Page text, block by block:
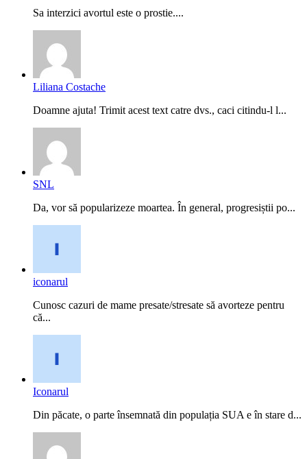
Sa interzici avortul este o prostie....
Liliana Costache
Doamne ajuta! Trimit acest text catre dvs., caci citindu-l l...
SNL
Da, vor să popularizeze moartea. În general, progresiștii po...
iconarul
Cunosc cazuri de mame presate/stresate să avorteze pentru
că...
Iconarul
Din păcate, o parte însemnată din populația SUA e în stare d...